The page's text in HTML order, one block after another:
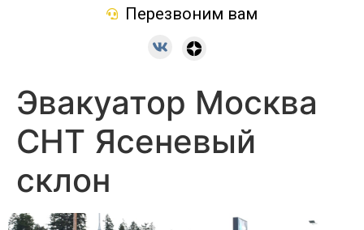
Перезвоним вам
Эвакуатор Москва
СНТ Ясеневый
склон